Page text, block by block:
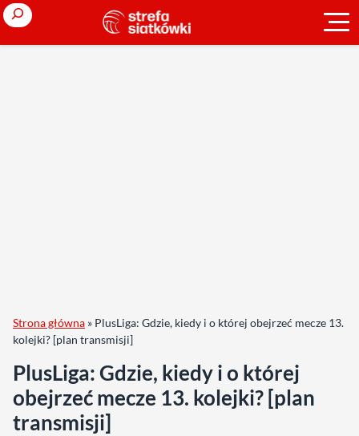
Search
Strona główna » PlusLiga: Gdzie, kiedy i o której obejrzeć mecze 13.
kolejki? [plan transmisji]
PlusLiga: Gdzie, kiedy i o której
obejrzeć mecze 13. kolejki? [plan
transmisji]